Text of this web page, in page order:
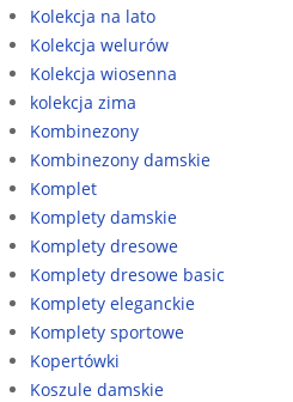
Kolekcja na lato
Kolekcja welurów
Kolekcja wiosenna
kolekcja zima
Kombinezony
Kombinezony damskie
Komplet
Komplety damskie
Komplety dresowe
Komplety dresowe basic
Komplety eleganckie
Komplety sportowe
Kopertówki
Koszule damskie